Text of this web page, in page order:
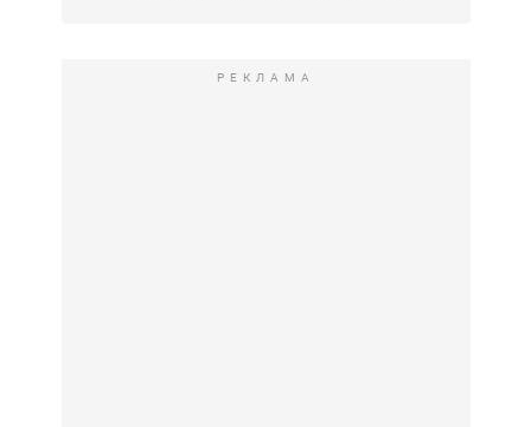
РЕКЛАМА